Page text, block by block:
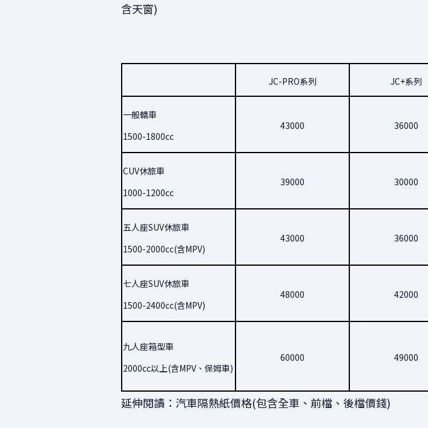
含天窗)
JC-PRO系列 JC+系列
一般轎車
1500-1800cc
43000 36000
CUV休旅車
1000-1200cc
39000 30000
五人座SUV休旅車
1500-2000cc(含MPV)
43000 36000
七人座SUV休旅車
1500-2400cc(含MPV)
48000 42000
九人座箱型車
2000cc以上(含MPV、保姆車)
60000 49000
延伸閱讀： 汽車隔熱紙價格(包含全車、前檔、後檔價錢)